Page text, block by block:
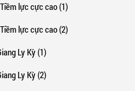
lực cực cao (1)
lực cực cao (2)
Ly Kỳ (1)
Ly Kỳ (2)